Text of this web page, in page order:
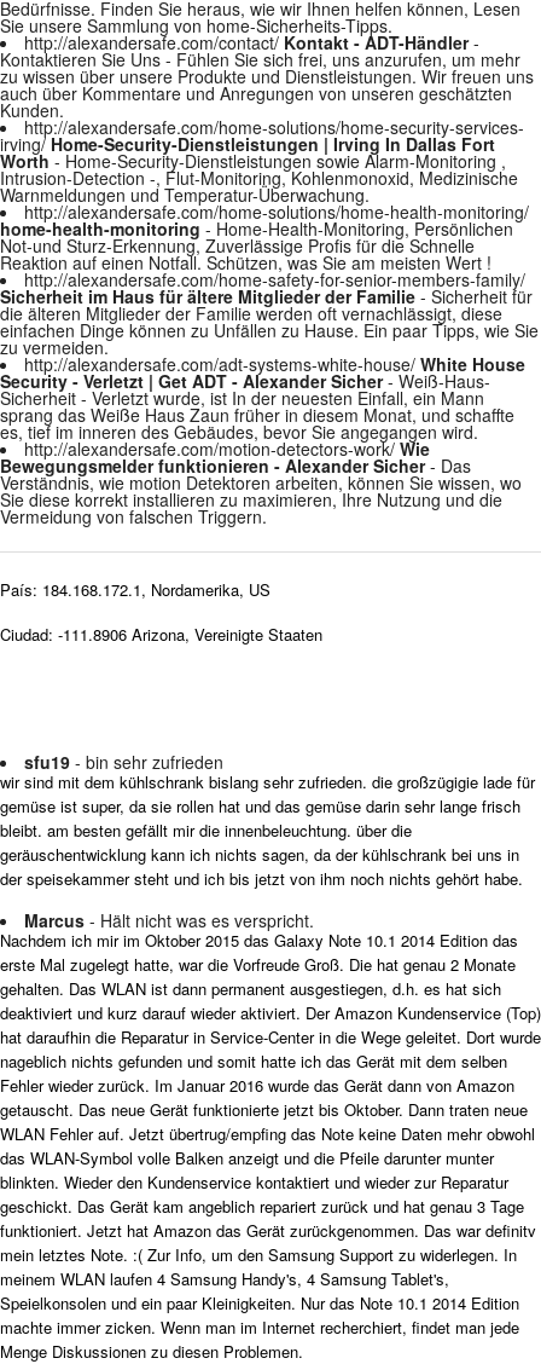
Bedürfnisse. Finden Sie heraus, wie wir Ihnen helfen können, Lesen
Sie unsere Sammlung von home-Sicherheits-Tipps.
http://alexandersafe.com/contact/ Kontakt - ADT-Händler-
Kontaktieren Sie Uns - Fühlen Sie sich frei, uns anzurufen, um mehr
zu wissen über unsere Produkte und Dienstleistungen. Wir freuen uns
auch über Kommentare und Anregungen von unseren geschätzten
Kunden.
http://alexandersafe.com/home-solutions/home-security-services-
irving/ Home-Security-Dienstleistungen | Irving In Dallas Fort
Worth - Home-Security-Dienstleistungen sowie Alarm-Monitoring ,
Intrusion-Detection -, Flut-Monitoring, Kohlenmonoxid, Medizinische
Warnmeldungen und Temperatur-Überwachung.
http://alexandersafe.com/home-solutions/home-health-monitoring/
home-health-monitoring - Home-Health-Monitoring, Persönlichen
Not-und Sturz-Erkennung, Zuverlässige Profis für die Schnelle
Reaktion auf einen Notfall. Schützen, was Sie am meisten Wert !
http://alexandersafe.com/home-safety-for-senior-members-family/
Sicherheit im Haus für ältere Mitglieder der Familie - Sicherheit für
die älteren Mitglieder der Familie werden oft vernachlässigt, diese
einfachen Dinge können zu Unfällen zu Hause. Ein paar Tipps, wie Sie
zu vermeiden.
http://alexandersafe.com/adt-systems-white-house/ White House
Security - Verletzt | Get ADT - Alexander Sicher- Weiß-Haus-
Sicherheit - Verletzt wurde, ist In der neuesten Einfall, ein Mann
sprang das Weiße Haus Zaun früher in diesem Monat, und schaffte
es, tief im inneren des Gebäudes, bevor Sie angegangen wird.
http://alexandersafe.com/motion-detectors-work/ Wie
Bewegungsmelder funktionieren - Alexander Sicher- Das
Verständnis, wie motion Detektoren arbeiten, können Sie wissen, wo
Sie diese korrekt installieren zu maximieren, Ihre Nutzung und die
Vermeidung von falschen Triggern.
País: 184.168.172.1, Nordamerika, US
Ciudad: -111.8906 Arizona, Vereinigte Staaten
sfu19 - bin sehr zufrieden
wir sind mit dem kühlschrank bislang sehr zufrieden. die großzügigie lade für
gemüse ist super, da sie rollen hat und das gemüse darin sehr lange frisch
bleibt. am besten gefällt mir die innenbeleuchtung. über die
geräuschentwicklung kann ich nichts sagen, da der kühlschrank bei uns in
der speisekammer steht und ich bis jetzt von ihm noch nichts gehört habe.
Marcus - Hält nicht was es verspricht.
Nachdem ich mir im Oktober 2015 das Galaxy Note 10.1 2014 Edition das
erste Mal zugelegt hatte, war die Vorfreude Groß. Die hat genau 2 Monate
gehalten. Das WLAN ist dann permanent ausgestiegen, d.h. es hat sich
deaktiviert und kurz darauf wieder aktiviert. Der Amazon Kundenservice (Top)
hat daraufhin die Reparatur in Service-Center in die Wege geleitet. Dort wurde
nageblich nichts gefunden und somit hatte ich das Gerät mit dem selben
Fehler wieder zurück. Im Januar 2016 wurde das Gerät dann von Amazon
getauscht. Das neue Gerät funktionierte jetzt bis Oktober. Dann traten neue
WLAN Fehler auf. Jetzt übertrug/empfing das Note keine Daten mehr obwohl
das WLAN-Symbol volle Balken anzeigt und die Pfeile darunter munter
blinkten. Wieder den Kundenservice kontaktiert und wieder zur Reparatur
geschickt. Das Gerät kam angeblich repariert zurück und hat genau 3 Tage
funktioniert. Jetzt hat Amazon das Gerät zurückgenommen. Das war definitv
mein letztes Note. :( Zur Info, um den Samsung Support zu widerlegen. In
meinem WLAN laufen 4 Samsung Handy's, 4 Samsung Tablet's,
Speielkonsolen und ein paar Kleinigkeiten. Nur das Note 10.1 2014 Edition
machte immer zicken. Wenn man im Internet recherchiert, findet man jede
Menge Diskussionen zu diesen Problemen.